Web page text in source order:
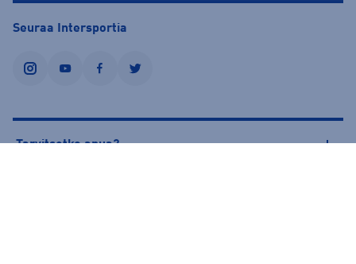
Seuraa Intersportia
instagramyoutubefacebooktwitter
Tarvitsetko apua?